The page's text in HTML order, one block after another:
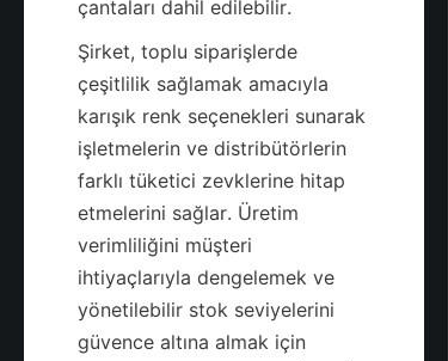
Şirket, toplu siparişlerde
çeşitlilik sağlamak amacıyla
karışık renk seçenekleri sunarak
işletmelerin ve distribütörlerin
farklı tüketici zevklerine hitap
etmelerini sağlar. Üretim
verimliliğini müşteri
ihtiyaçlarıyla dengelemek ve
yönetilebilir stok seviyelerini
güvence altına almak için